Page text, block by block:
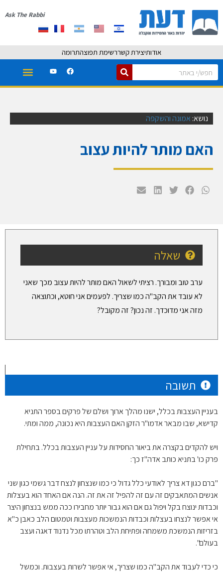
Ask The Rabbi
אודותיצירת קשררשימת תפוצהתרומה
נושא: אמונה והשקפה
האם מותר להיות עצוב
שאלה
ערב טוב ומבורך. רציתי לשאול האם מותר להיות עצוב מכך שאני
לא עובד את הקב"ה כמו שצריך. לפעמים אני חוטא, וכתוצאה
מזה אני מדוכדך. זה נכון? זה מקובל?
תשובה
בעניין העצבות בכלל, ישנו מהלך ארוך ושלם של פרקים בספר התניא
קדישא, שבו מבאר אדמו"ר הזקן האם העצבות היא נכונה, ממה ומתי.
ויש להקדים בקצרה את ביאור החסידות על עניין העצבות בכלל. בתחילת
פרק כו' בתניא כותב אדה"ז כך:
"ברם כגון דא צריך לאודעי כלל גדול כי כמו שנצחון לנצח דבר גשמי כגון שני
אנשים המתאבקים זה עם זה להפיל זה את זה. הנה אם האחד הוא בעצלות
וכבדות ינוצח בקל ויפול גם אם הוא גבור יותר מחבירו ככה ממש בנצחון היצר
אי אפשר לנצחו בעצלות וכבדות הנמשכות מעצבות וטמטום הלב כאבן כ"א
בזריזות הנמשכת משמחה ופתיחת הלב וטהרתו מכל נדנוד דאגה ועצב
בעולם".
כי כדי לעבוד את הקב"ה כמו שצריך, אי אפשר לשרות בעצבות. וכמשל